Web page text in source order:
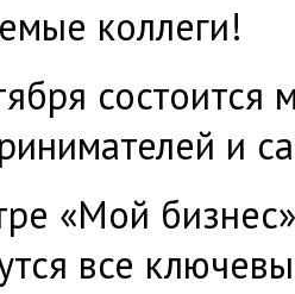
коллеги!
и
«Мой
все